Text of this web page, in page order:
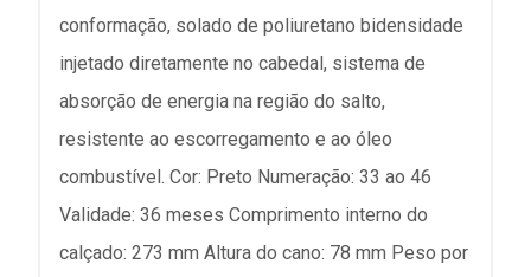
conformação, solado de poliuretano bidensidade
injetado diretamente no cabedal, sistema de
absorção de energia na região do salto,
resistente ao escorregamento e ao óleo
combustível. Cor: Preto Numeração: 33 ao 46
Validade: 36 meses Comprimento interno do
calçado: 273 mm Altura do cano: 78 mm Peso por